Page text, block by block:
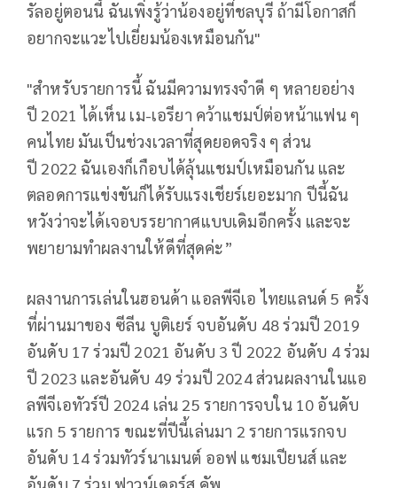
รัลอยู่ตอนนี้ ฉันเพิ่งรู้ว่าน้องอยู่ที่ชลบุรี ถ้ามีโอกาสก็
อยากจะแวะไปเยี่ยมน้องเหมือนกัน"
"สำหรับรายการนี้ ฉันมีความทรงจำดี ๆ หลายอย่าง
ปี 2021ได้เห็น เม-เอรียา คว้าแชมป์ต่อหน้าแฟน ๆ
คนไทย มันเป็นช่วงเวลาที่สุดยอดจริง ๆ ส่วน
ปี 2022 ฉันเองก็เกือบได้ลุ้นแชมป์เหมือนกัน และ
ตลอดการแข่งขันก็ได้รับแรงเชียร์เยอะมาก ปีนี้ฉัน
หวังว่าจะได้เจอบรรยากาศแบบเดิมอีกครั้ง และจะ
พยายามทำผลงานให้ดีที่สุดค่ะ”
ผลงานการเล่นในฮอนด้า แอลพีจีเอ ไทยแลนด์ 5 ครั้ง
ที่ผ่านมาของ ซีลีน บูติเยร์ จบอันดับ 48 ร่วมปี 2019
อันดับ 17 ร่วมปี 2021 อันดับ 3 ปี 2022 อันดับ 4 ร่วม
ปี 2023 และอันดับ 49 ร่วมปี 2024 ส่วนผลงานในแอ
ลพีจีเอทัวร์ปี 2024 เล่น 25 รายการจบใน 10 อันดับ
แรก 5 รายการ ขณะที่ปีนี้เล่นมา 2 รายการแรกจบ
อันดับ 14 ร่วมทัวร์นาเมนต์ ออฟ แชมเปียนส์ และ